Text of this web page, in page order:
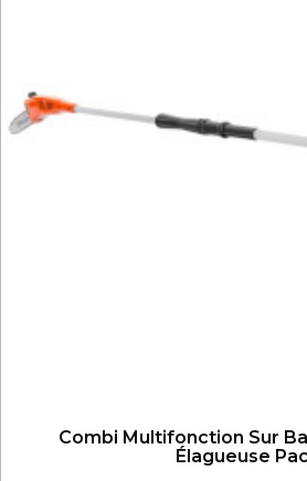
Combi Multifonction Sur
Élagueuse